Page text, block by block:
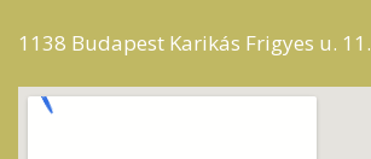
1138 Budapest Karikás Frigyes u. 11.